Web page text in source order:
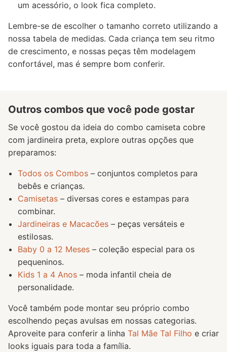
um acessório, o look fica completo.
Lembre-se de escolher o tamanho correto utilizando a
nossa tabela de medidas. Cada criança tem seu ritmo
de crescimento, e nossas peças têm modelagem
confortável, mas é sempre bom conferir.
Outros combos que você pode gostar
Se você gostou da ideia do combo camiseta cobre
com jardineira preta, explore outras opções que
preparamos:
Todos os Combos – conjuntos completos para
bebês e crianças.
Camisetas – diversas cores e estampas para
combinar.
Jardineiras e Macacões – peças versáteis e
estilosas.
Baby 0 a 12 Meses – coleção especial para os
pequeninos.
Kids 1 a 4 Anos – moda infantil cheia de
personalidade.
Você também pode montar seu próprio combo
escolhendo peças avulsas em nossas categorias.
Aproveite para conferir a linha Tal Mãe Tal Filho e criar
looks iguais para toda a família.